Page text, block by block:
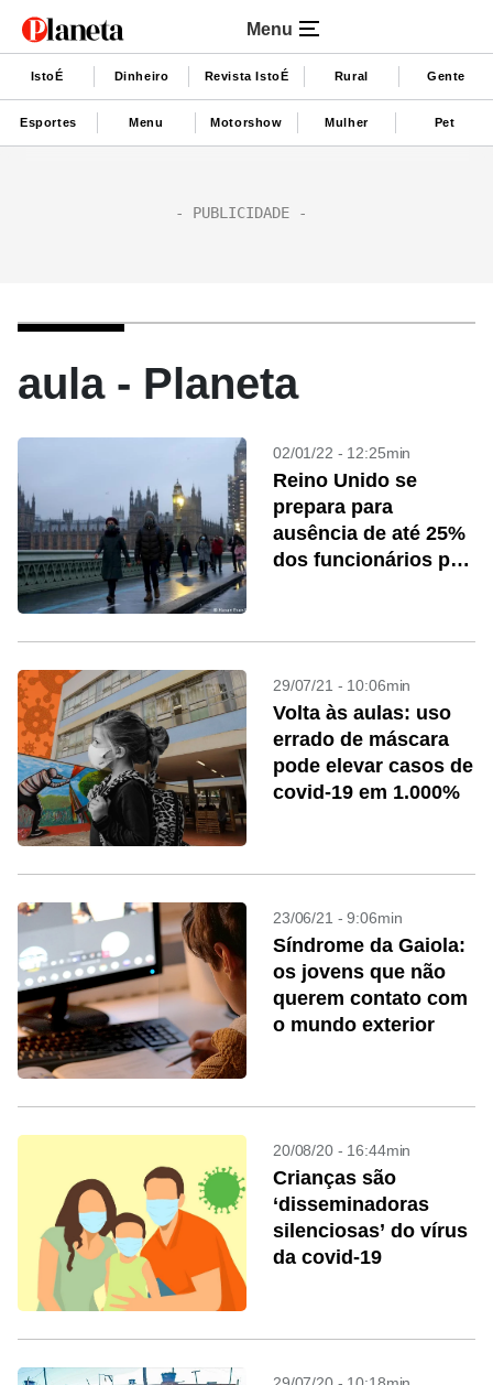
Menu
IstoÉ Dinheiro Revista IstoÉ Rural Gente
Esportes Menu Motorshow Mulher Pet
aula - Planeta
02/01/22 - 12:25min
Reino Unido se
prepara para
ausência de até 25%
dos funcionários por
29/07/21 - 10:06min
Volta às aulas: uso
errado de máscara
pode elevar casos de
covid-19 em 1.000%
23/06/21 - 9:06min
Síndrome da Gaiola:
os jovens que não
querem contato com
o mundo exterior
20/08/20 - 16:44min
Crianças são
‘disseminadoras
silenciosas’ do vírus
da covid-19